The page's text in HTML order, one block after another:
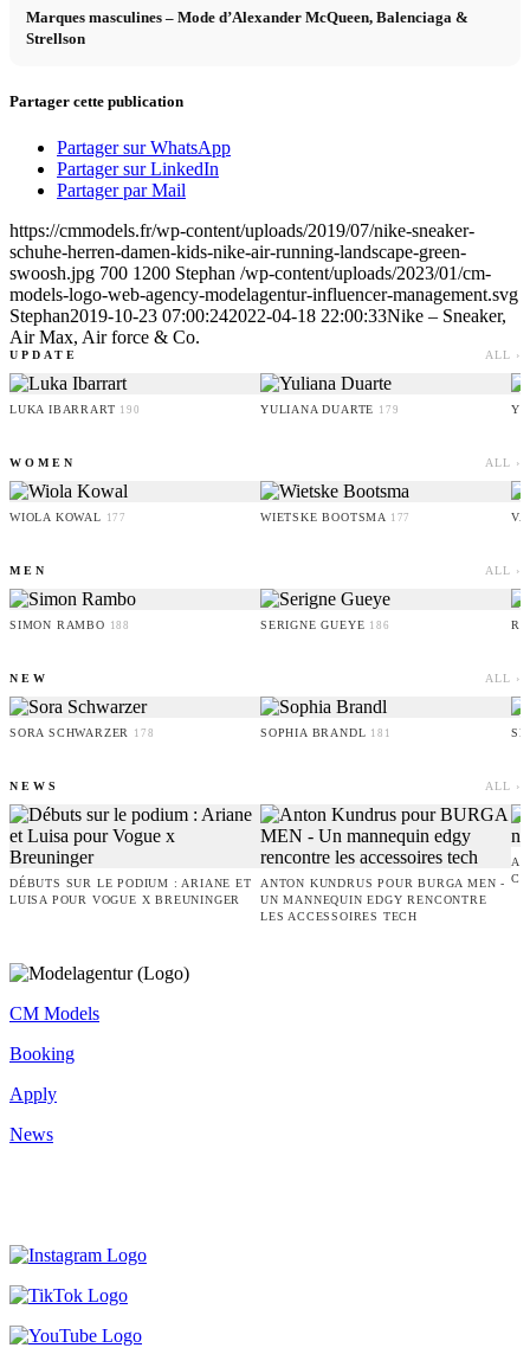
Marques masculines – Mode d’Alexander McQueen, Balenciaga &
Strellson
Partager cette publication
Partager sur WhatsApp
Partager sur LinkedIn
Partager par Mail
https://cmmodels.fr/wp-content/uploads/2019/07/nike-sneaker-
schuhe-herren-damen-kids-nike-air-running-landscape-green-
swoosh.jpg 700 1200 Stephan /wp-content/uploads/2023/01/cm-
models-logo-web-agency-modelagentur-influencer-management.svg
Stephan2019-10-23 07:00:242022-04-18 22:00:33Nike – Sneaker,
Air Max, Air force & Co.
UPDATE ALL ›
LUKA IBARRART 190 YULIANA DUARTE 179
WOMEN ALL ›
WIOLA KOWAL 177 WIETSKE BOOTSMA 177
MEN ALL ›
SIMON RAMBO 188 SERIGNE GUEYE 186
NEW ALL ›
SORA SCHWARZER 178 SOPHIA BRANDL 181
NEWS ALL ›
DÉBUTS SUR LE PODIUM : ARIANE ET
LUISA POUR VOGUE X BREUNINGER
ANTON KUNDRUS POUR BURGA MEN -
UN MANNEQUIN EDGY RENCONTRE
LES ACCESSOIRES TECH
CM Models
Booking
Apply
News